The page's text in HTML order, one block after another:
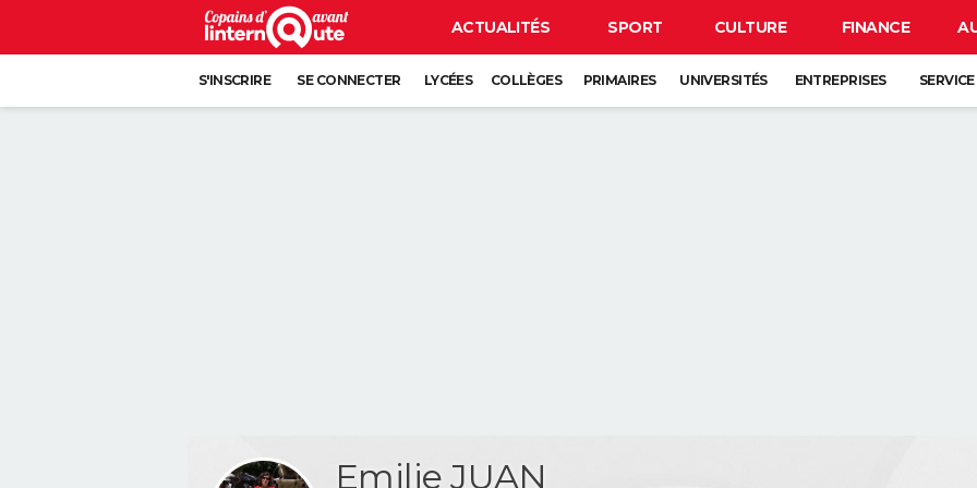
ACTUALITÉS SPORT CULTURE FINANCE
S'INSCRIRE SE CONNECTER LYCÉES COLLÈGES PRIMAIRES UNIVERSITÉS ENTREPRISES
Emilie JUAN